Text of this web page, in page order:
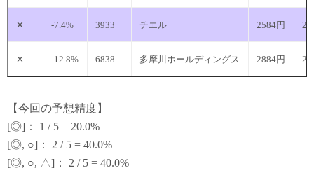
✕ -7.4% 3933 チエル 2584円
✕ -12.8% 6838 多摩川ホールディングス 2884円
【今回の予想精度】
[◎]： 1 / 5 = 20.0%
[◎, ○]： 2 / 5 = 40.0%
[◎, ○, △]： 2 / 5 = 40.0%